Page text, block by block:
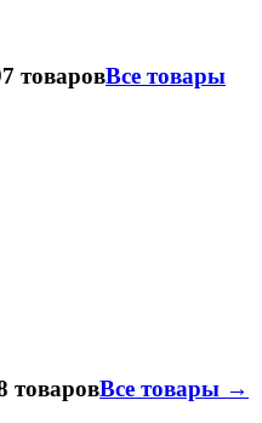
товаровВсе товары
товаровВсе товары →